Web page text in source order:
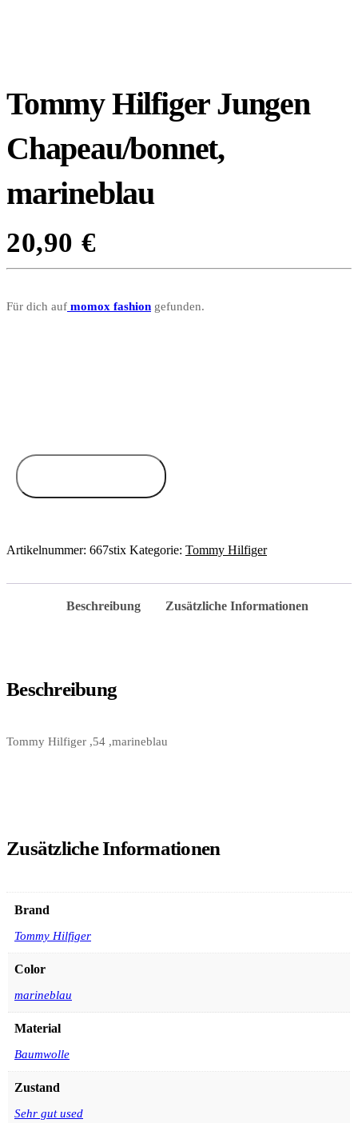
Tommy Hilfiger Jungen
Chapeau/bonnet,
marineblau
20,90 €
Für dich auf momox fashion gefunden.
Artikelnummer: 667stix Kategorie: Tommy Hilfiger
Beschreibung Zusätzliche Informationen
Beschreibung
Tommy Hilfiger ,54 ,marineblau
Zusätzliche Informationen
Brand
Tommy Hilfiger
Color
marineblau
Material
Baumwolle
Zustand
Sehr gut used